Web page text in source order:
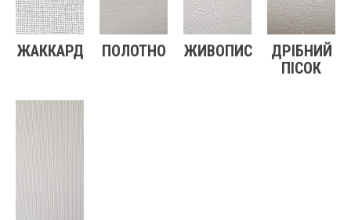
ЖАККАРД ПОЛОТНО ЖИВОПИС
ДРІБНИЙ
ПІСОК